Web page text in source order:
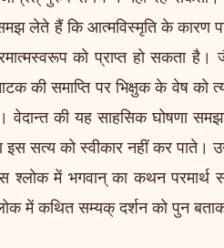
लेते हैं कि आत्मविस्मृति के कारण
को प्राप्त हो सकता
की समाप्ति पर भिक्षुक के वेष को
की यह साहसिक घोषणा
सत्य को स्वीकार नहीं कर पाते।
श्लोक में भगवान् का कथन
में कथित सम्यक् दर्शन को पुन